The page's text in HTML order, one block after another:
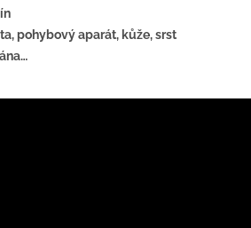
pohybový aparát, kůže, srst